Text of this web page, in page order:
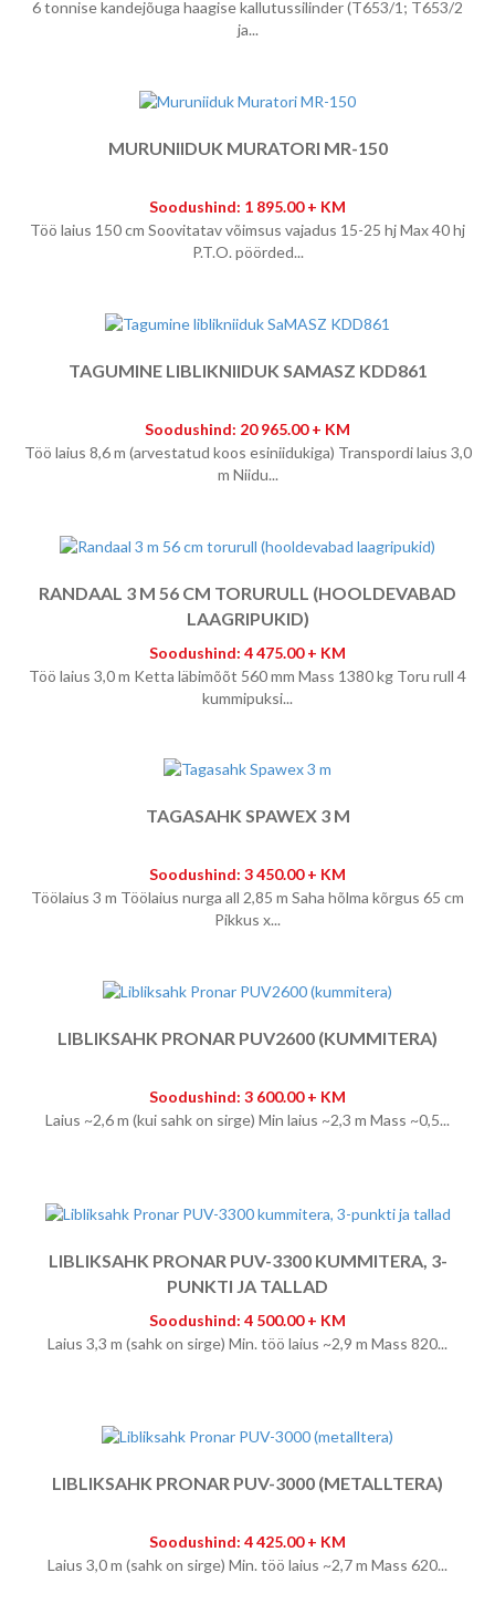
6 tonnise kandejõuga haagise kallutussilinder (T653/1; T653/2
ja...
MURUNIIDUK MURATORI MR-150
Soodushind: 1 895.00 + KM
Töö laius 150 cm Soovitatav võimsus vajadus 15-25 hj Max 40 hj
P.T.O. pöörded...
TAGUMINE LIBLIKNIIDUK SAMASZ KDD861
Soodushind: 20 965.00 + KM
Töö laius 8,6 m (arvestatud koos esiniidukiga) Transpordi laius 3,0
m Niidu...
RANDAAL 3 M 56 CM TORURULL (HOOLDEVABAD
LAAGRIPUKID)
Soodushind: 4 475.00 + KM
Töö laius 3,0 m Ketta läbimõõt 560 mm Mass 1380 kg Toru rull 4
kummipuksi...
TAGASAHK SPAWEX 3 M
Soodushind: 3 450.00 + KM
Töölaius 3 m Töölaius nurga all 2,85 m Saha hõlma kõrgus 65 cm
Pikkus x...
LIBLIKSAHK PRONAR PUV2600 (KUMMITERA)
Soodushind: 3 600.00 + KM
Laius ~2,6 m (kui sahk on sirge) Min laius ~2,3 m Mass ~0,5...
LIBLIKSAHK PRONAR PUV-3300 KUMMITERA, 3-
PUNKTI JA TALLAD
Soodushind: 4 500.00 + KM
Laius 3,3 m (sahk on sirge) Min. töö laius ~2,9 m Mass 820...
LIBLIKSAHK PRONAR PUV-3000 (METALLTERA)
Soodushind: 4 425.00 + KM
Laius 3,0 m (sahk on sirge) Min. töö laius ~2,7 m Mass 620...